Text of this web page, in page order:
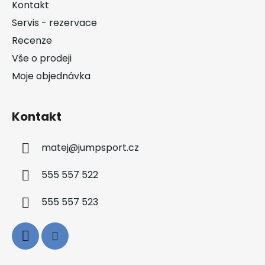
Kontakt
Servis - rezervace
Recenze
Vše o prodeji
Moje objednávka
Kontakt
matej@jumpsport.cz
555 557 522
555 557 523